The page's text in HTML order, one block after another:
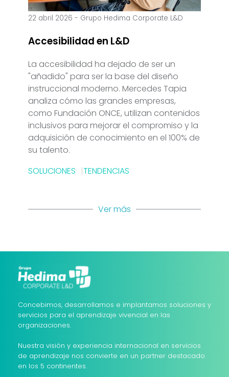
22 abril 2026 - Grupo Hedima Corporate L&D
Accesibilidad en L&D
La accesibilidad ha dejado de ser un
"añadido" para ser la base del diseño
instruccional moderno. Mercedes Tapia
analiza cómo las grandes empresas,
como Fundación ONCE, utilizan contenidos
inclusivos para mejorar el compromiso y la
adquisición de conocimiento en el 100% de
su talento.
SOLUCIONES
TENDENCIAS
Ver más
Concebimos, desarrollamos e implantamos soluciones y
servicios para el aprendizaje vivencial en las
organizaciones.
Nuestra visión y experiencia internacional en servicios
de aprendizaje nos convierte en un partner destacado
en los 5 continentes.